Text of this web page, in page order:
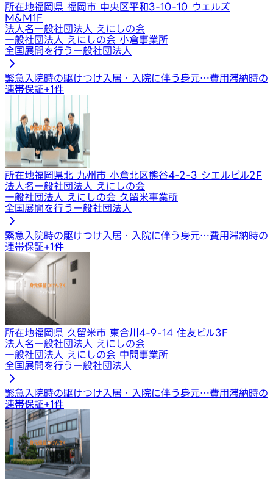
所在地福岡県 福岡市 中央区平和3-10-10 ウェルズ
M&M1F
法人名一般社団法人 えにしの会
一般社団法人 えにしの会 小倉事業所
全国展開を行う一般社団法人
緊急入院時の駆けつけ 入居・入院に伴う身元…費用滞納時の
連帯保証+1件
所在地福岡県北 九州市 小倉北区熊谷4-2-3 シエルビル2F
法人名一般社団法人 えにしの会
一般社団法人 えにしの会 久留米事業所
全国展開を行う一般社団法人
緊急入院時の駆けつけ 入居・入院に伴う身元…費用滞納時の
連帯保証+1件
所在地福岡県 久留米市 東合川4-9-14 住友ビル3F
法人名一般社団法人 えにしの会
一般社団法人 えにしの会 中間事業所
全国展開を行う一般社団法人
緊急入院時の駆けつけ 入居・入院に伴う身元…費用滞納時の
連帯保証+1件